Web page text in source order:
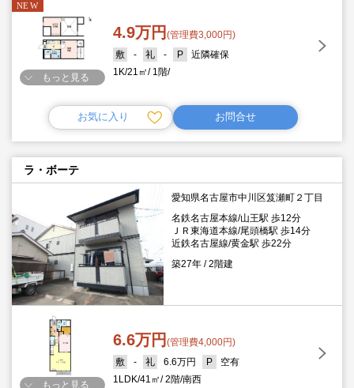
もっと見る 1階
4.9万円(管理費3,000円)
-
-
1K 21㎡
近隣確保
お気に入り お問合せ
ラ・ボーテ
愛知県名古屋市中川区笈瀬町２丁目
名鉄名古屋本線/山王駅 歩12分
ＪＲ東海道本線/尾頭橋駅 歩14分
近鉄名古屋線/黄金駅 歩22分
築27年
2階建
もっと見る 2階 南西
6.6万円(管理費4,000円)
-
6.6万円
1LDK 41㎡
空有